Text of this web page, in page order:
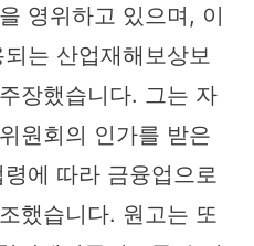
영위하고 있으며, 이
는 산업재해보상보
장했습니다. 그는 자
원회의 인가를 받은
에 따라 금융업으로
했습니다. 원고는 또